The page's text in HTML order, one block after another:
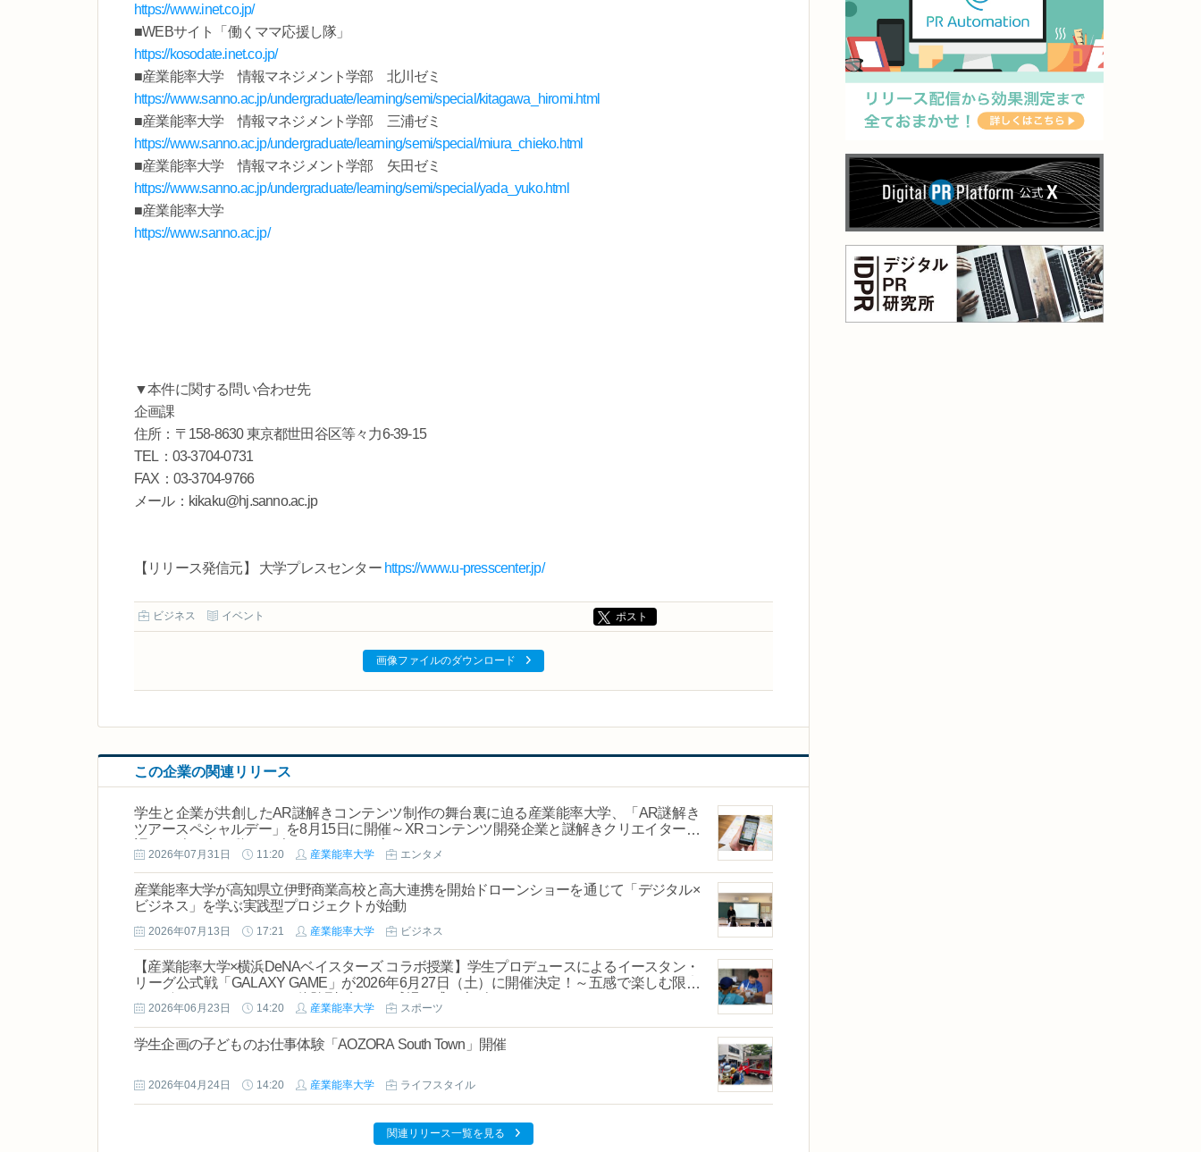
https://www.inet.co.jp/
■WEBサイト「働くママ応援し隊」
https://kosodate.inet.co.jp/
■産業能率大学 情報マネジメント学部 北川ゼミ
https://www.sanno.ac.jp/undergraduate/learning/semi/special/kitagawa_hiromi.html
■産業能率大学 情報マネジメント学部 三浦ゼミ
https://www.sanno.ac.jp/undergraduate/learning/semi/special/miura_chieko.html
■産業能率大学 情報マネジメント学部 矢田ゼミ
https://www.sanno.ac.jp/undergraduate/learning/semi/special/yada_yuko.html
■産業能率大学
https://www.sanno.ac.jp/
▼本件に関する問い合わせ先
企画課
住所：〒158-8630 東京都世田谷区等々力6-39-15
TEL：03-3704-0731
FAX：03-3704-9766
メール：kikaku@hj.sanno.ac.jp
【リリース発信元】 大学プレスセンター https://www.u-presscenter.jp/
ビジネス イベント ポスト
画像ファイルのダウンロード
この企業の関連リリース
学生と企業が共創したAR謎解きコンテンツ制作の舞台裏に迫る産業能率大学、「AR謎解き
ツアースペシャルデー」を8月15日に開催～XRコンテンツ開発企業と謎解きクリエイターが
2026年07月31日 11:20 産業能率大学 エンタメ
産業能率大学が高知県立伊野商業高校と高大連携を開始ドローンショーを通じて「デジタル×
ビジネス」を学ぶ実践型プロジェクトが始動
2026年07月13日 17:21 産業能率大学 ビジネス
【産業能率大学×横浜DeNAベイスターズ コラボ授業】学生プロデュースによるイースタン・
リーグ公式戦「GALAXY GAME」が2026年6月27日（土）に開催決定！～五感で楽しむ限定
コラボフードやユニークな体験型ブースで球場を盛り上げる〜
2026年06月23日 14:20 産業能率大学 スポーツ
学生企画の子どものお仕事体験「AOZORA South Town」開催
2026年04月24日 14:20 産業能率大学 ライフスタイル
関連リリース一覧を見る